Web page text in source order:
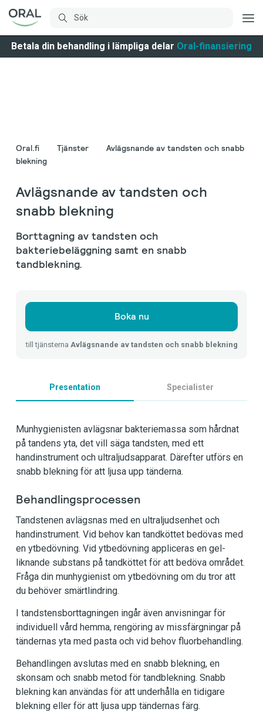
Betala din behandling i lämpliga delar Oral-finansiering
Oral.fi Tjänster
Avlägsnande av tandsten och snabb
blekning
Avlägsnande av tandsten och
snabb blekning
Borttagning av tandsten och
bakteriebeläggning samt en snabb
tandblekning.
Boka nu
till tjänsterna Avlägsnande av tandsten och snabb blekning
Presentation Specialister
Munhygienisten avlägsnar bakteriemassa som hårdnat
på tandens yta, det vill säga tandsten, med ett
handinstrument och ultraljudsapparat. Därefter utförs en
snabb blekning för att ljusa upp tänderna.
Behandlingsprocessen
Tandstenen avlägsnas med en ultraljudsenhet och
handinstrument. Vid behov kan tandköttet bedövas med
en ytbedövning. Vid ytbedövning appliceras en gel-
liknande substans på tandköttet för att bedöva området.
Fråga din munhygienist om ytbedövning om du tror att
du behöver smärtlindring.
I tandstensborttagningen ingår även anvisningar för
individuell vård hemma, rengöring av missfärgningar på
tändernas yta med pasta och vid behov fluorbehandling.
Behandlingen avslutas med en snabb blekning, en
skonsam och snabb metod för tandblekning. Snabb
blekning kan användas för att underhålla en tidigare
blekning eller för att ljusa upp tändernas färg.